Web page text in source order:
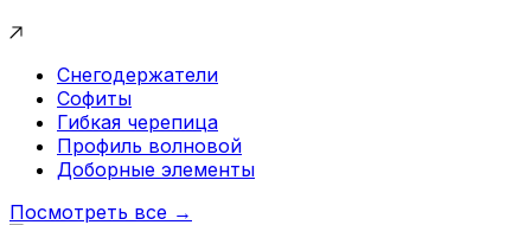
Снегодержатели
Софиты
Гибкая черепица
Профиль волновой
Доборные элементы
Посмотреть все →